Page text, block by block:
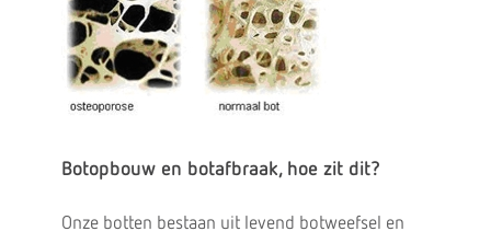
Botopbouw en botafbraak, hoe zit dit?
Onze botten bestaan uit levend botweefsel en